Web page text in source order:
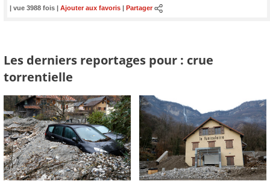
| vue 3988 fois | Ajouter aux favoris Partager
Les derniers reportages pour : crue
torrentielle